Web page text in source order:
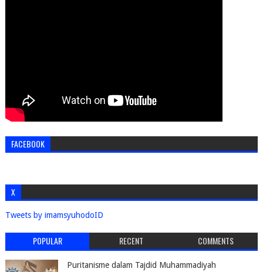
FACEBOOK
X
Tweets by imamsyuhodoID
POPULAR RECENT COMMENTS
Puritanisme dalam Tajdid Muhammadiyah